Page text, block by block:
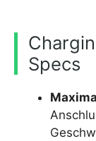
Specs